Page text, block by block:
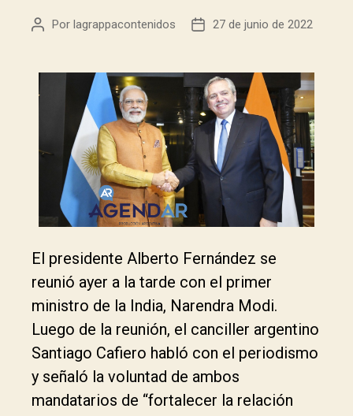
Por lagrappacontenidos 27 de junio de 2022
El presidente Alberto Fernández se
reunió ayer a la tarde con el primer
ministro de la India, Narendra Modi.
Luego de la reunión, el canciller argentino
Santiago Cafiero habló con el periodismo
y señaló la voluntad de ambos
mandatarios de “fortalecer la relación